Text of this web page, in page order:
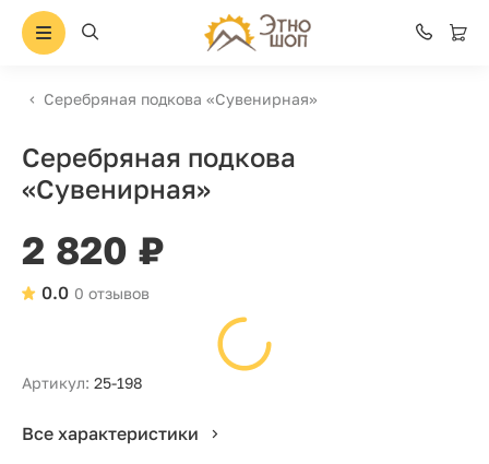
Серебряная подкова «Сувенирная»
Серебряная подкова
«Сувенирная»
2 820 ₽
0 отзывов
0.0
Артикул: 25-198
Все характеристики